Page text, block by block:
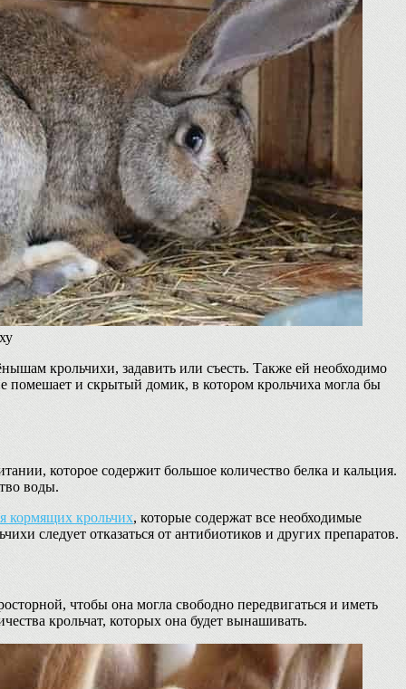
крольчихи, задавить или съесть. Также ей необходимо
помешает и скрытый домик, в котором крольчиха могла бы
которое содержит большое количество белка и кальция.
воды.
кормящих крольчих, которые содержат все необходимые
следует отказаться от антибиотиков и других препаратов.
чтобы она могла свободно передвигаться и иметь
крольчат, которых она будет вынашивать.